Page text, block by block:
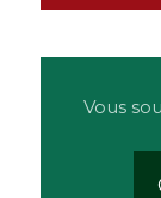
Vous